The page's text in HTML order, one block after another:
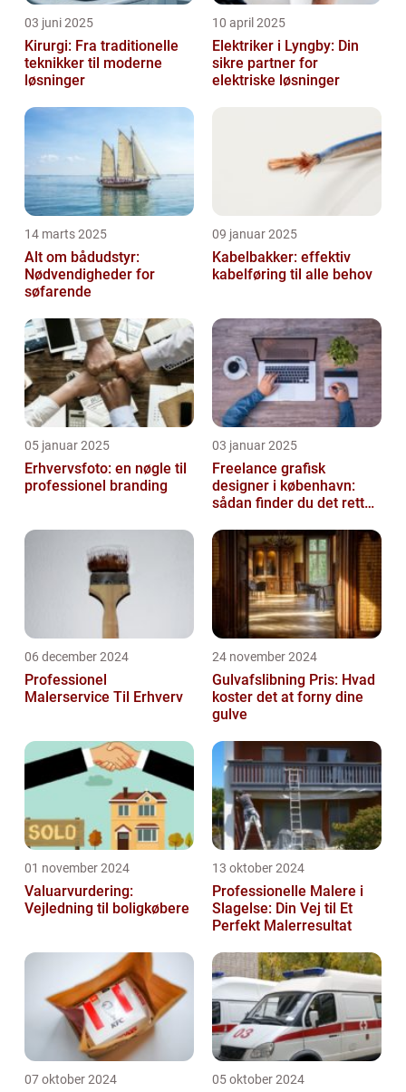
03 juni 2025
Kirurgi: Fra traditionelle
teknikker til moderne
løsninger
10 april 2025
Elektriker i Lyngby: Din
sikre partner for
elektriske løsninger
14 marts 2025
Alt om bådudstyr:
Nødvendigheder for
søfarende
09 januar 2025
Kabelbakker: effektiv
kabelføring til alle behov
05 januar 2025
Erhvervsfoto: en nøgle til
professionel branding
03 januar 2025
Freelance grafisk
designer i københavn:
sådan finder du det rette
06 december 2024
Professionel
Malerservice Til Erhverv
24 november 2024
Gulvafslibning Pris: Hvad
koster det at forny dine
gulve
01 november 2024
Valuarvurdering:
Vejledning til boligkøbere
13 oktober 2024
Professionelle Malere i
Slagelse: Din Vej til Et
Perfekt Malerresultat
07 oktober 2024 05 oktober 2024